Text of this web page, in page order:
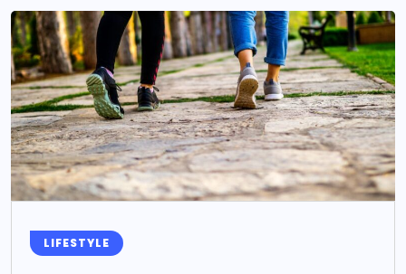
LIFESTYLE